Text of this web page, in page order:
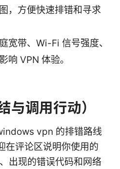
，方便快速排错和寻求
宽带、Wi-Fi 信号强度、
响 VPN 体验。
与调用行动）
vpn 的排错路线
在评论区说明你使用的
出现的错误代码和网络